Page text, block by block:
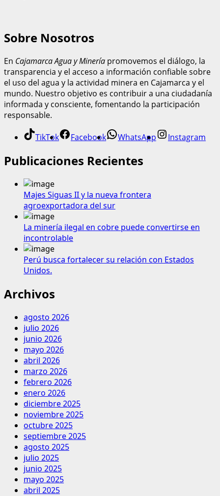
Sobre Nosotros
En Cajamarca Agua y Minería promovemos el diálogo, la
transparencia y el acceso a información confiable sobre
el uso del agua y la actividad minera en Cajamarca y el
mundo. Nuestro objetivo es contribuir a una ciudadanía
informada y consciente, fomentando la participación
responsable.
TikTok Facebook WhatsApp Instagram
Publicaciones Recientes
Majes Siguas II y la nueva frontera
agroexportadora del sur
La minería ilegal en cobre puede convertirse en
incontrolable
Perú busca fortalecer su relación con Estados
Unidos.
Archivos
agosto 2026
julio 2026
junio 2026
mayo 2026
abril 2026
marzo 2026
febrero 2026
enero 2026
diciembre 2025
noviembre 2025
octubre 2025
septiembre 2025
agosto 2025
julio 2025
junio 2025
mayo 2025
abril 2025